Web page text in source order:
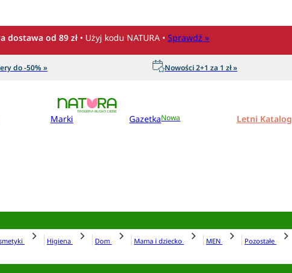
dostawa od 89 zł • Użyj kodu NATURA • Sprawdź »
do -50% » Nowości 2+1 za 1 zł »
Marki GazetkaNowa Letni Katalog
Higiena Dom Mama i dziecko MEN Pozostałe